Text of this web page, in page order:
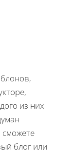
из них
сможете
блог или